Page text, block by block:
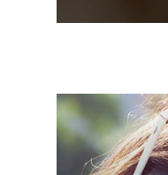
resveratrol